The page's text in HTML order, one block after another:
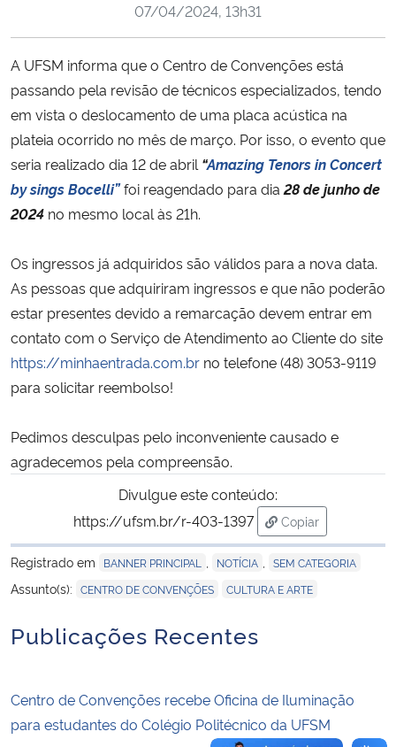
Ministério da Saúde
Ministério de Minas e Energia
Ministério do Meio Ambiente
Ministério do Desenvolvimento Regional
Controladoria-Geral da União
Ministério da Mulher, da Família e dos Direitos Humanos
Secretaria-Geral
Gabinete de Segurança Institucional
07/04/2024, 13h31
A UFSM informa que o Centro de Convenções está
passando pela revisão de técnicos especializados, tendo
em vista o deslocamento de uma placa acústica na
plateia ocorrido no mês de março. Por isso, o evento que
seria realizado dia 12 de abril “Amazing Tenors in Concert
by sings Bocelli”foi reagendado para dia 28 de junho de
2024 no mesmo local às 21h.
Os ingressos já adquiridos são válidos para a nova data.
As pessoas que adquiriram ingressos e que não poderão
estar presentes devido a remarcação devem entrar em
contato com o Serviço de Atendimento ao Cliente do site
https://minhaentrada.com.br no telefone (48) 3053-9119
para solicitar reembolso!
Pedimos desculpas pelo inconveniente causado e
agradecemos pela compreensão.
Divulgue este conteúdo:
https://ufsm.br/r-403-1397
Copiar
para área de
Registrado em
BANNER PRINCIPAL NOTÍCIA SEM CATEGORIA
Assunto(s): CENTRO DE CONVENÇÕES CULTURA E ARTE
Publicações Recentes
Centro de Convenções recebe Oficina de Iluminação
para estudantes do Colégio Politécnico da UFSM